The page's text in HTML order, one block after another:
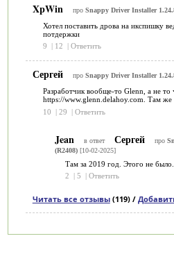
XpWin про Snappy Driver Installer
Хотел поставить дрова на икспишку
потдержки
9
12 Ответить
Сергей про Snappy Driver Installer
Разработчик вообще-то Glenn, а не то
https://www.glenn.delahoy.com. Там же
10
| 29 | Ответить
Jean в ответ Сергей про
(R2408)[10-02-2025]
Там за 2019 год. Этого не было.
2
5 Ответить
Читать все отзывы(119) /